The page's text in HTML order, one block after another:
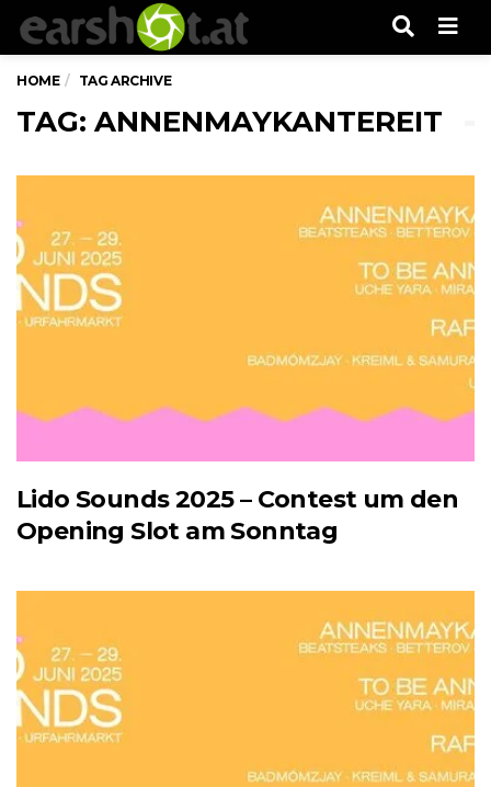
HOME TAG ARCHIVE
TAG: ANNENMAYKANTEREIT
Lido Sounds 2025 – Contest um den
Opening Slot am Sonntag